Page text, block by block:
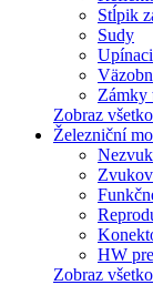
Stĺpik
Sudy
Zámky
Zobraz
Železniční
HW
Zobraz